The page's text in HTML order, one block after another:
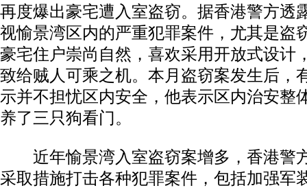
再度爆出豪宅遭入室盗窃。据香港警方透
视愉景湾区内的严重犯罪案件，尤其是盗
豪宅住户崇尚自然，喜欢采用开放式设计
致给贼人可乘之机。本月盗窃案发生后，
示并不担忧区内安全，他表示区内治安整
养了三只狗看门。
近年愉景湾入室盗窃案增多，香港警
采取措施打击各种犯罪案件，包括加强军